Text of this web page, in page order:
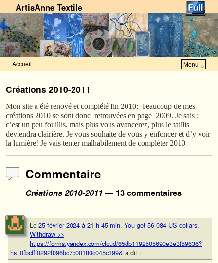
ArtisAnne Textile
Accueil Menu ↓
Créations 2010-2011
Mon site a été renové et complété fin 2010; beaucoup de mes
créations 2010 se sont donc retrouvées en page 2009. Je sais :
c’est un peu fouillis, mais plus vous avancerez, plus le taillis
deviendra clairière. Je vous souhaite de vous y enfoncer et d’y voir
la lumière! Je vais tenter malhabilement de compléter 2010
Commentaire
Créations 2010-2011 — 13 commentaires
Le 25 février 2024 à 21 h 45 min, You got 56 084 US dollars.
Withdrаw >>
https://forms.yandex.com/cloud/65db1192505690e3e3f59636?
hs=0fbcfff0292f096bc7c00180c045c199& a dit :